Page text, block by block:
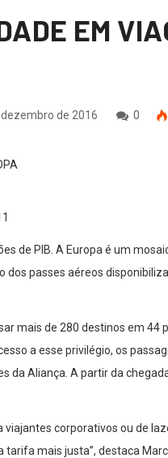
EM
de 2016 0
de PIB. A Europa é um
dos passes aéreos
mais de 280 destinos em 44
a esse privilégio, os
da Aliança. A partir da
corporativos ou de
mais justa”, destaca